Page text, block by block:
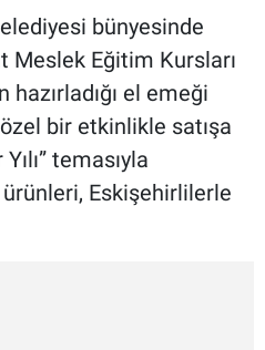
bünyesinde
Meslek Eğitim Kursları
el emeği
bir etkinlikle satışa
temasıyla
ürünleri, Eskişehirlilerle